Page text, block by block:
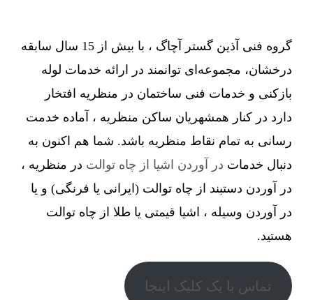
گروه فنی آذین گستر آچاگ ، با بیش از 15 سال سابقه
درخشان، مجموعه‌ای توانمند در ارائه خدمات لوله
بازکنی و خدمات فنی ساختمان در منظریه افتخار
دارد در کنار همشهریان ساکن منظریه ، آماده خدمت
رسانی به تمام نقاط منظریه باشد. شما هم اکنون به
دنبال خدمات در آوردن اشیا از چاه توالت در منظریه ،
در آوردن دستبند از چاه توالت (ایرانی یا فرنگی) و یا
در آوردن وسیله ، اشیا قیمتی یا طلا از چاه توالت
هستید.
تماس با یک کلیک اینجا